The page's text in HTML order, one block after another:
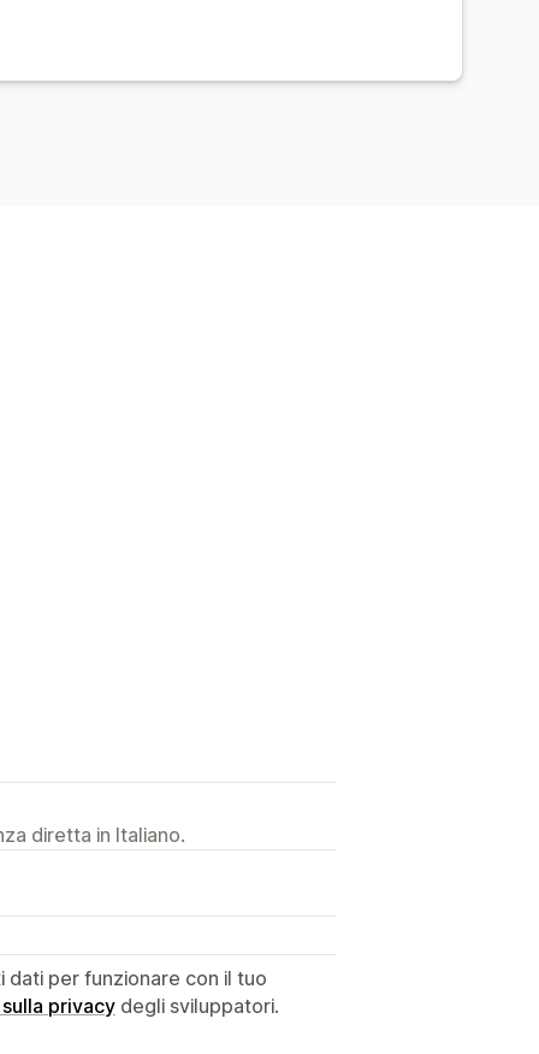
diretta in Italiano.
per funzionare con il tuo
privacy degli sviluppatori.